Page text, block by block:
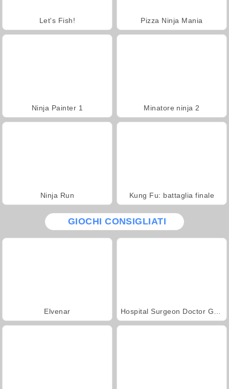
Let's Fish! Pizza Ninja Mania
Ninja Painter 1 Minatore ninja 2
Ninja Run Kung Fu: battaglia finale
GIOCHI CONSIGLIATI
Elvenar